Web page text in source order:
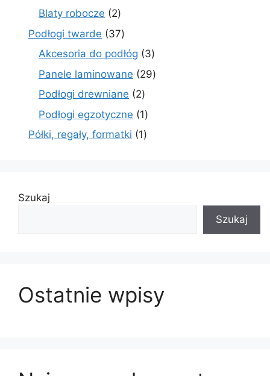
produkty
Blaty robocze 22
produkty
Podłogi twarde 3737
produktów
Akcesoria do podłóg 33
produkty
Panele laminowane 2929
Podłogi drewniane 22
produkty
Podłogi egzotyczne 11
produkt
Półki, regały, formatki 11
Szukaj
Szukaj
Ostatnie wpisy